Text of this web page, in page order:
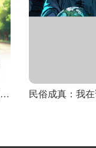
流浪猫报恩，开局叼来至尊骨